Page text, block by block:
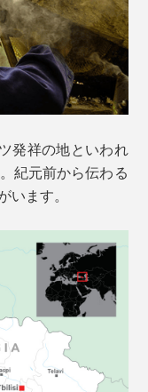
発祥の地といわれ
紀元前から伝わる
ます。